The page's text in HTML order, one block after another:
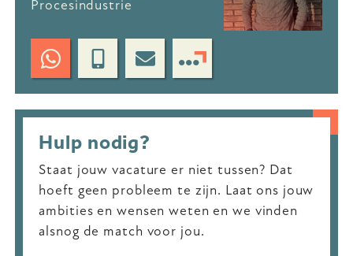
Procesindustrie
Hulp nodig?
Staat jouw vacature er niet tussen? Dat
hoeft geen probleem te zijn. Laat ons jouw
ambities en wensen weten en we vinden
alsnog de match voor jou.